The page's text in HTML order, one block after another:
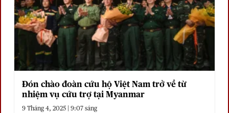
Đón chào đoàn cứu hộ Việt Nam trở về từ
nhiệm vụ cứu trợ tại Myanmar
9 Tháng 4, 2025 | 9:07 sáng